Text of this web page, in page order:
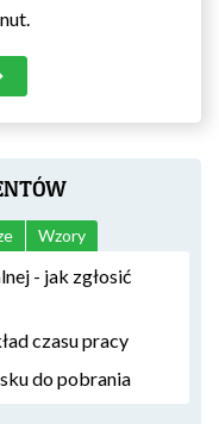
Wzory
- jak zgłosić
czasu pracy
do pobrania